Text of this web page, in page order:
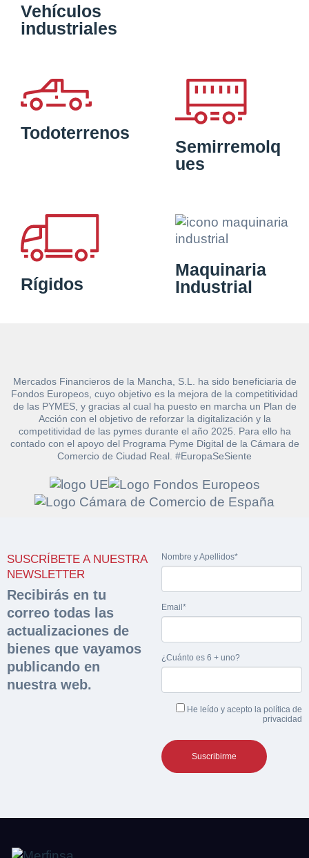
Vehículos
industriales
Todoterrenos
Semirremolq
ues
Rígidos
Maquinaria
Industrial
Mercados Financieros de la Mancha, S.L. ha sido beneficiaria de
Fondos Europeos, cuyo objetivo es la mejora de la competitividad
de las PYMES, y gracias al cual ha puesto en marcha un Plan de
Acción con el objetivo de reforzar la digitalización y la
competitividad de las pymes durante el año 2025. Para ello ha
contado con el apoyo del Programa Pyme Digital de la Cámara de
Comercio de Ciudad Real. #EuropaSeSiente
SUSCRÍBETE A NUESTRA
NEWSLETTER
Recibirás en tu
correo todas las
actualizaciones de
bienes que vayamos
publicando en
nuestra web.
Nombre y Apellidos*
Email*
¿Cuánto es 6 + uno?
He leído y acepto la política de
privacidad
documentación
sobre la peritación
Rellene este formulario y recibirá en su email el
enlace para descargar la documentación
Nombre y Apellidos*
Hacer Oferta
Razón social*
Teléfono*
Nombre y Apellidos*
Acepto la Política de Privacidad y las Condiciones de Uso.
continuación confirma que estás de acuerdo con ambas.
Sobre Merfinsa
Venta de bienes muebles
Vehículos